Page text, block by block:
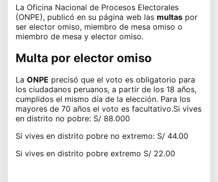
La Oficina Nacional de Procesos Electorales
(ONPE), publicó en su página web las multas por
ser elector omiso, miembro de mesa omiso o
miembro de mesa y elector omiso.
Multa por elector omiso
La ONPE precisó que el voto es obligatorio para
los ciudadanos peruanos, a partir de los 18 años,
cumplidos el mismo día de la elección. Para los
mayores de 70 años el voto es facultativo.Si vives
en distrito no pobre: S/ 88.000
Si vives en distrito pobre no extremo: S/ 44.00
Si vives en distrito pobre extremo S/ 22.00